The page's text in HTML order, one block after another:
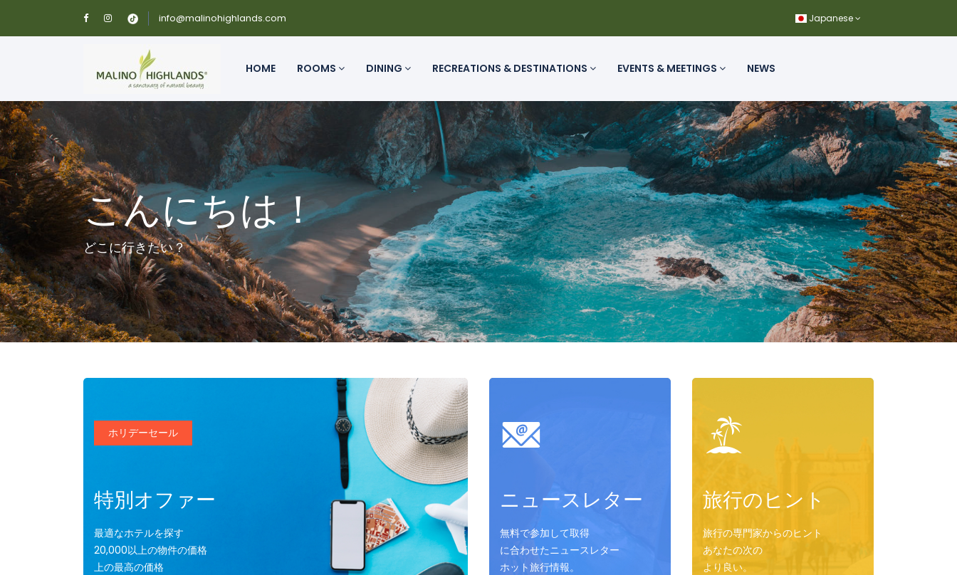
info@malinohighlands.com Japanese
HOME ROOMS DINING RECREATIONS & DESTINATIONS EVENTS & MEETINGS NEWS
こんにちは！
どこに行きたい？
ホリデーセール
特別オファー
最適なホテルを探す
20,000以上の物件の価格
上の最高の価格
ニュースレター
無料で参加して取得
に合わせたニュースレター
ホット旅行情報。
旅行のヒント
旅行の専門家からのヒント
あなたの次の
より良い。